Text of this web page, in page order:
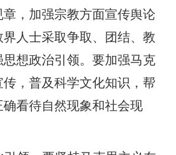
，加强宗教方面宣传舆论
人士采取争取、团结、教
想政治引领。要加强马克
，普及科学文化知识，帮
看待自然现象和社会现